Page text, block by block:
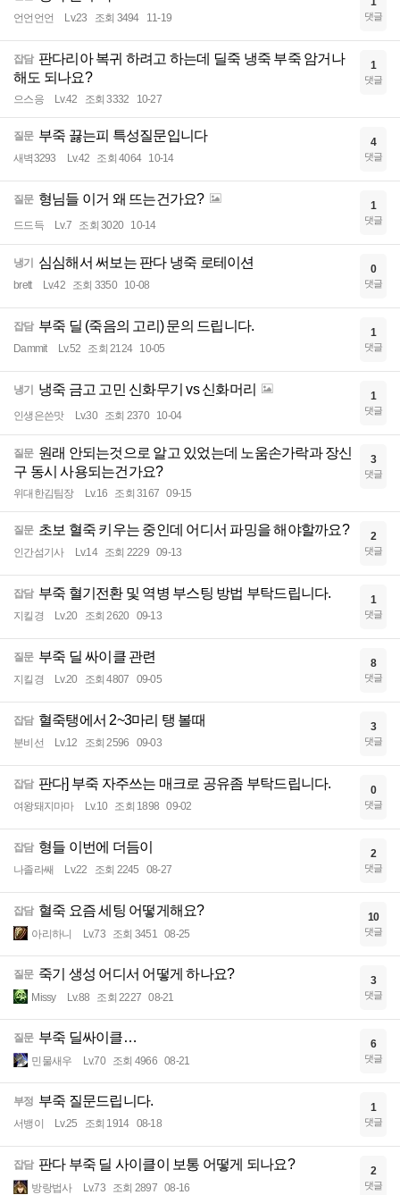
언언언언 Lv.23 조회 3494 11-19 댓글
잡담 판다리아 복귀 하려고 하는데 딜죽 냉죽 부죽 암거나
해도 되나요?
으스응 Lv.42 조회 3332 10-27
1
댓글
질문 부죽 끓는피 특성질문입니다
새벽3293 Lv.42 조회 4064 10-14
4
댓글
질문 형님들 이거 왜 뜨는건가요?
드드득 Lv.7 조회 3020 10-14
1
댓글
냉기 심심해서 써보는 판다 냉죽 로테이션
brett Lv.42 조회 3350 10-08
0
댓글
잡담 부죽 딜 (죽음의 고리) 문의 드립니다.
Dammit Lv.52 조회 2124 10-05
1
댓글
냉기 냉죽 금고 고민 신화무기 vs 신화머리
인생은쓴맛 Lv.30 조회 2370 10-04
1
댓글
질문 원래 안되는것으로 알고 있었는데 노움손가락과 장신
구 동시 사용되는건가요?
위대한김팀장 Lv.16 조회 3167 09-15
3
댓글
질문 초보 혈죽 키우는 중인데 어디서 파밍을 해야할까요?
인간섬기사 Lv.14 조회 2229 09-13
2
댓글
잡담 부죽 혈기전환 및 역병 부스팅 방법 부탁드립니다.
지킬경 Lv.20 조회 2620 09-13
1
댓글
질문 부죽 딜 싸이클 관련
지킬경 Lv.20 조회 4807 09-05
8
댓글
잡담 혈죽탱에서 2~3마리 탱 볼때
분비선 Lv.12 조회 2596 09-03
3
댓글
잡담 판다] 부죽 자주쓰는 매크로 공유좀 부탁드립니다.
여왕돼지마마 Lv.10 조회 1898 09-02
0
댓글
잡담 형들 이번에 더듬이
나졸라쌔 Lv.22 조회 2245 08-27
2
댓글
잡담 혈죽 요즘 세팅 어떻게해요?
아리하니 Lv.73 조회 3451 08-25
10
댓글
질문 죽기 생성 어디서 어떻게 하나요?
Missy Lv.88 조회 2227 08-21
3
댓글
질문 부죽 딜싸이클…
민물새우 Lv.70 조회 4966 08-21
6
댓글
부정 부죽 질문드립니다.
서뱅이 Lv.25 조회 1914 08-18
1
댓글
잡담 판다 부죽 딜 사이클이 보통 어떻게 되나요?
방랑법사 Lv.73 조회 2897 08-16
2
댓글